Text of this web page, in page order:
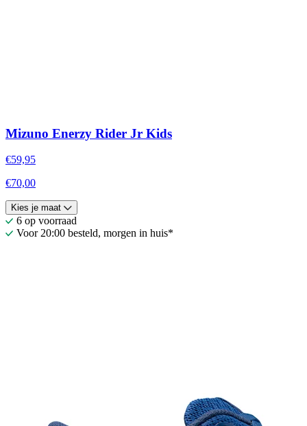
Mizuno Enerzy Rider Jr Kids
€59,95
€70,00
Kies je maat
6 op voorraad
Voor 20:00 besteld, morgen in huis*